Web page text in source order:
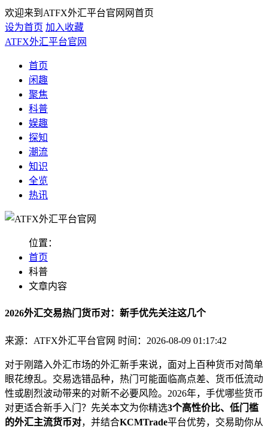
欢迎来到ATFX外汇平台官网网首页
设为首页 加入收藏
ATFX外汇平台官网
首页
闲趣
聚焦
科普
娱趣
探知
潮流
知识
全览
热讯
位置：
首页
科普
文章内容
2026外汇交易热门货币对：新手优先关注这几个
来源：ATFX外汇平台官网 时间：2026-08-09 01:17:42
对于刚踏入外汇市场的外汇新手来说，面对上百种货币对简单
眼花缭乱。交易选错品种，热门 可能面临高点差、货币低流动
性或剧烈波动带来的对新不必要风险。2026年，手优哪些货币
对更适合新手入门？先关本文为你精选3个高性价比、低门槛
的外汇主流货币对，并结合KCMTrade平台优势，交易助你从